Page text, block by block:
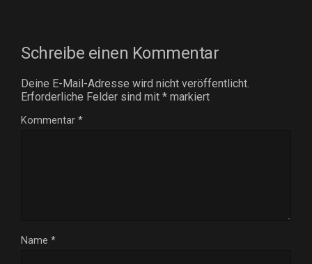
Schreibe einen Kommentar
Deine E-Mail-Adresse wird nicht veröffentlicht.
Erforderliche Felder sind mit * markiert
Kommentar *
Name *